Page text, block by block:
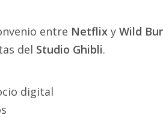
entre Netflix y Wild
del Studio Ghibli.
digital